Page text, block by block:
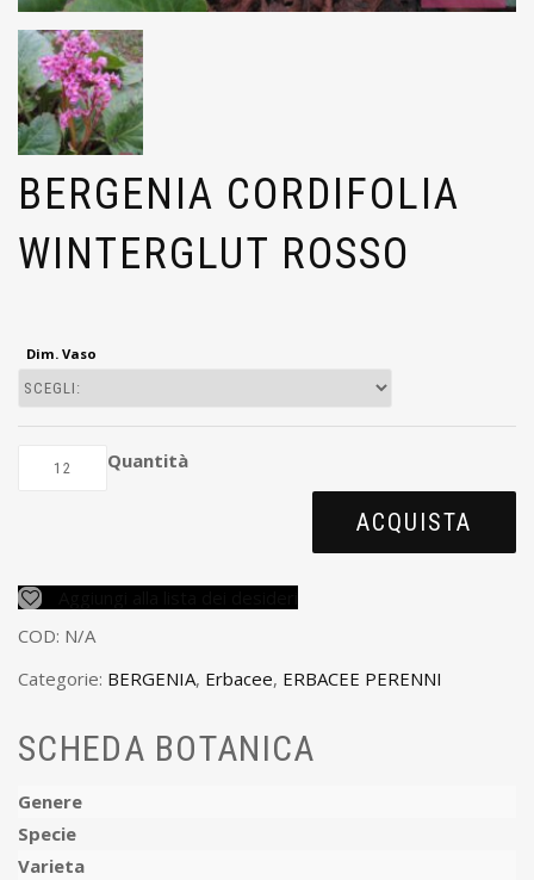
BERGENIA CORDIFOLIA
WINTERGLUT ROSSO
Dim. Vaso
Quantità
ACQUISTA
COD: N/A
Categorie: BERGENIA, Erbacee, ERBACEE PERENNI
SCHEDA BOTANICA
Genere
Specie
Varieta